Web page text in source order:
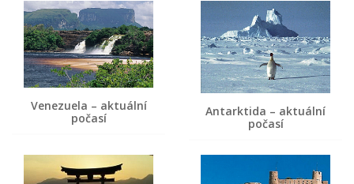
Venezuela – aktuální
počasí
Antarktida – aktuální
počasí